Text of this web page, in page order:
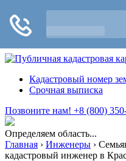
Кадастровый номер
Срочная выписка
Позвоните нам! +8 (800)
Определяем область...
Главная › Инженеры ›
кадастровый инженер в